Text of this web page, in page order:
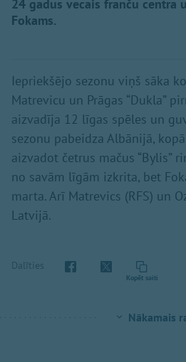
24 gadus vecais franču centra
Fokams.
Iepriekšējo sezonu viņš sāka
Matrevicu un Prāgas “Dukla”
aizvadīja 12 līgas spēles un
sezonu pabeidza Albānijā,
aizvadot četrus mačus “Bylis”
no savām līgām izkrita, bet
marta. Arī Matrevics (RFS) un
Latvijā.
Dalīties
Kopēt saiti
Nākamais